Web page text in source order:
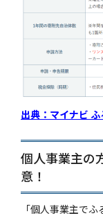
出典：マイナビ
個人事業主の
意！
「個人事業主で